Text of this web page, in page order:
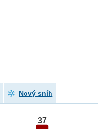
Nový sníh
37